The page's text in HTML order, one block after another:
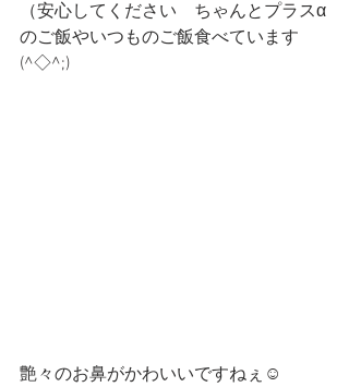
（安心してください　ちゃんとプラスα
のご飯やいつものご飯食べています
(^◇^;)
艶々のお鼻がかわいいですねぇ☺️